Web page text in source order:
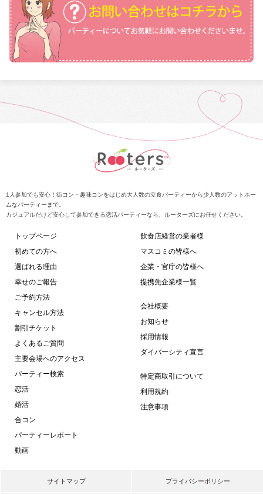
1人参加でも安心！街コン・趣味コンをはじめ大人数の立食パーティーから少人数のアットホー
ムなパーティーまで。
カジュアルだけど安心して参加できる恋活パーティーなら、ルーターズにお任せください。
トップページ
初めての方へ
選ばれる理由
幸せのご報告
ご予約方法
キャンセル方法
割引チケット
よくあるご質問
主要会場へのアクセス
パーティー検索
恋活
婚活
合コン
パーティーレポート
動画
飲食店経営の業者様
マスコミの皆様へ
企業・官庁の皆様へ
提携先企業様一覧
会社概要
お知らせ
採用情報
ダイバーシティ宣言
特定商取引について
利用規約
注意事項
サイトマップ プライバシーポリシー